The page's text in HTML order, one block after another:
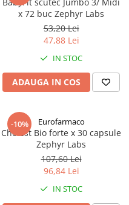
x 72 buc Zephyr Labs
53,20 Lei
47,88 Lei
IN STOC
ADAUGA IN COS
-10% Eurofarmaco
Cholest Bio forte x 30 capsule
Zephyr Labs
107,60 Lei
96,84 Lei
IN STOC